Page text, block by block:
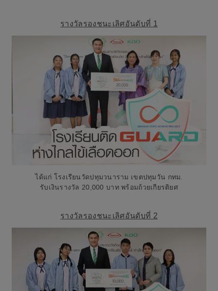
รางวัลรองชนะเลิศอันดับที่ 1
ได้แก่ โรงเรียนวัดปทุมวนาราม เขตปทุมวัน กทม.
รับเงินรางวัล 20,000 บาท พร้อมถ้วยเกียรติยศ
รางวัลรองชนะเลิศอันดับที่ 2